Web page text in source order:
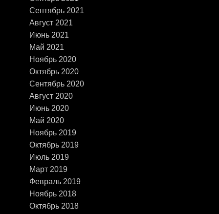
Сентябрь 2021
Август 2021
Июнь 2021
Май 2021
Ноябрь 2020
Октябрь 2020
Сентябрь 2020
Август 2020
Июнь 2020
Май 2020
Ноябрь 2019
Октябрь 2019
Июль 2019
Март 2019
Февраль 2019
Ноябрь 2018
Октябрь 2018